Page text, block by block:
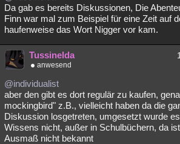
Da gab es bereits Diskussionen, Die
Finn war mal zum Beispiel für eine Zeit auf
haufenweise das Wort Nigger vor kam.
Tussinelda
anwesend
@individualist
aber den gibt es dort regulär zu kaufen,
mockingbird" z.B., vielleicht haben da die
Diskussion losgetreten, umgesetzt wurde
Wissens nicht, außer in Schulbüchern, da
Ausmaß nicht bekannt